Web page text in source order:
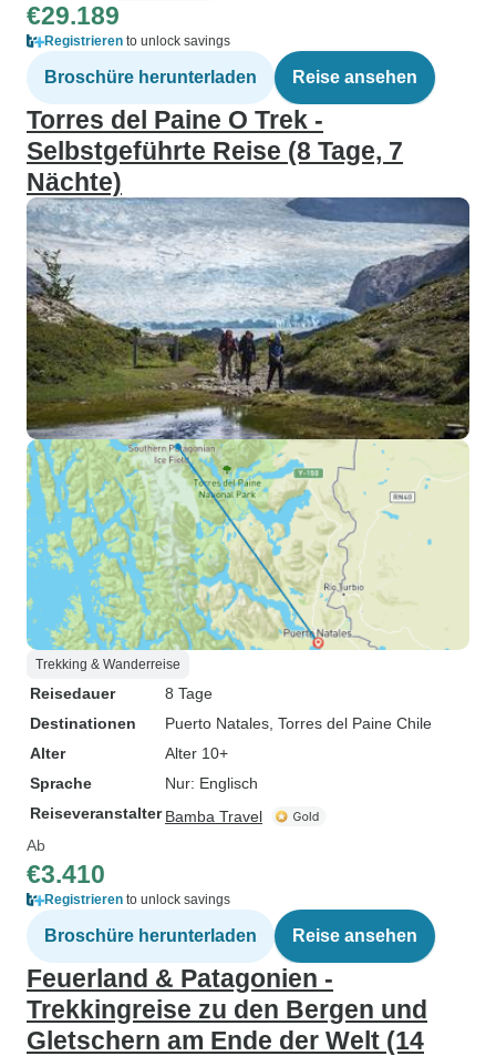
€29.189
Registrieren to unlock savings
Broschüre herunterladen Reise ansehen
Torres del Paine O Trek -
Selbstgeführte Reise (8 Tage, 7
Nächte)
Trekking & Wanderreise
Reisedauer
8 Tage
Destinationen
Puerto Natales , Torres del Paine Chile
Alter
Alter 10+
Sprache
Nur: Englisch
Reiseveranstalter Bamba Travel
Ab
€3.410
Registrieren to unlock savings
Broschüre herunterladen Reise ansehen
Feuerland & Patagonien -
Trekkingreise zu den Bergen und
Gletschern am Ende der Welt (14